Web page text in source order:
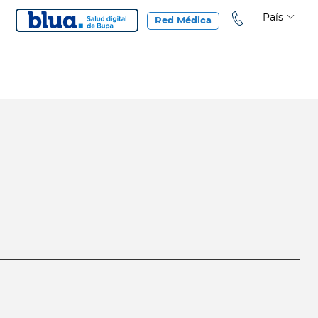
País
Red Médica